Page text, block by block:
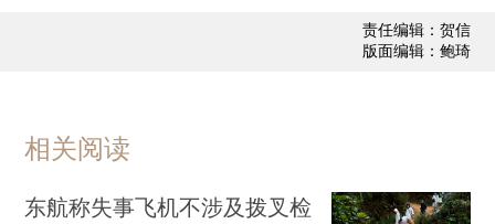
责任编辑：贺信
版面编辑：鲍琦
相关阅读
东航称失事飞机不涉及拨叉检